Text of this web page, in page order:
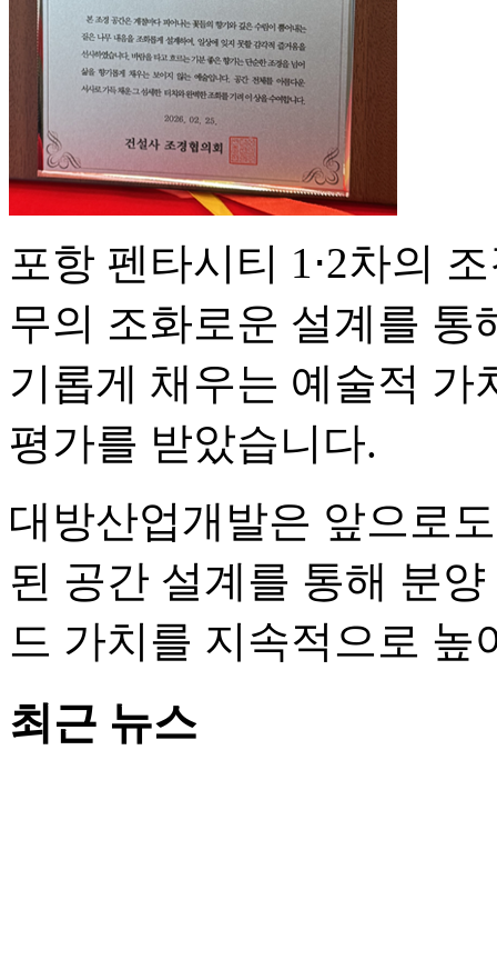
포항 펜타시티 1⋅2차의
무의 조화로운 설계를 통
기롭게 채우는 예술적 가
평가를 받았습니다.
대방산업개발은 앞으로
된 공간 설계를 통해 분
드 가치를 지속적으로 높
최근 뉴스